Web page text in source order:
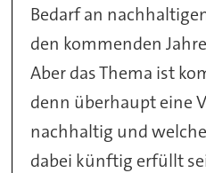
Bedarf an
den kommenden
Aber das Thema ist
denn überhaupt eine
nachhaltig und
dabei künftig erfüllt